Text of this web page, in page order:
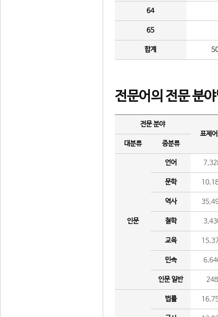
64
65
합계
전문어의 전문 분
전문 분야
표제
대분류
중분류
인문
언어
문학
역사
철학
교육
민속
인문 일반 248
법률